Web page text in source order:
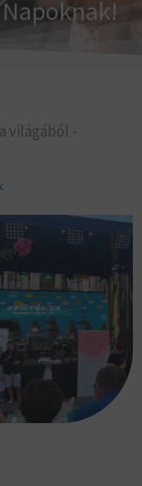
világából -